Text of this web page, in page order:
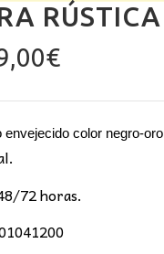
RÚSTICA
€El
actual
es:
envejecido color negro-oro
72 horas.